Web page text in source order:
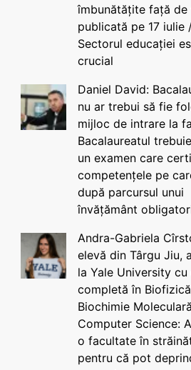
îmbunătățite față de
publicată pe 17 iulie
Sectorul educației
crucial
Daniel David:
nu ar trebui să fie
mijloc de intrare la
Bacalaureatul
un examen care
competențele pe
după parcursul unui
învățământ
Andra-Gabriela
elevă din Târgu Jiu,
la Yale University cu
completă în
Biochimie
Computer Science:
o facultate în
pentru că pot